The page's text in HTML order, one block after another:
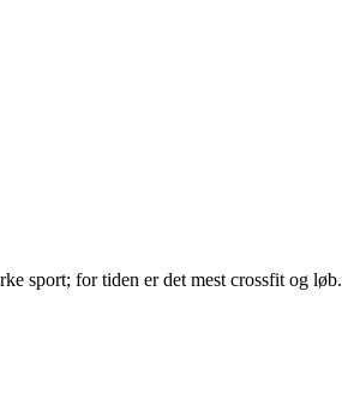
sport; for tiden er det mest crossfit og